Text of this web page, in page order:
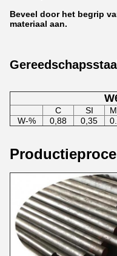
Beveel door het begrip
materiaal aan.
Gereedschapsstaal
C SI
W-%
0,88 0,35